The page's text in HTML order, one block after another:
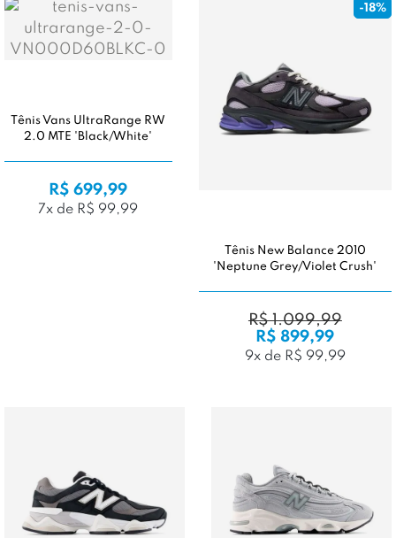
Tênis Vans UltraRange RW
2.0 MTE 'Black/White'
R$ 699,99
7x de R$ 99,99
-18%
Tênis New Balance 2010
'Neptune Grey/Violet Crush'
R$ 1.099,99
R$ 899,99
9x de R$ 99,99